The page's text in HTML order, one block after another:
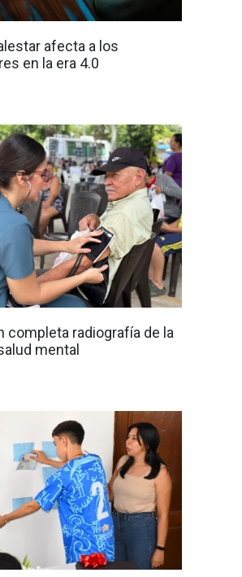
afecta a los
en la era 4.0
completa radiografía de la
mental